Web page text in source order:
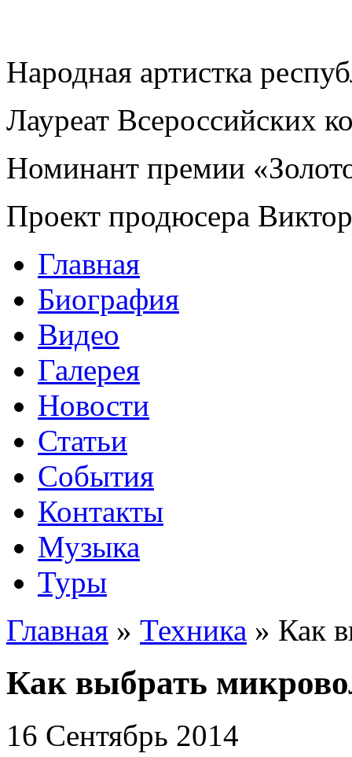
Народная артистка
Лауреат Всероссийских
Номинант премии
Проект продюсера
Главная
Биография
Видео
Галерея
Новости
Статьи
События
Контакты
Музыка
Туры
Главная » Техника » Как
Как выбрать
16 Сентябрь 2014